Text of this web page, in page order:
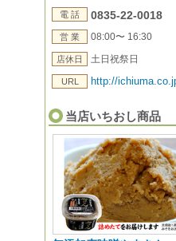
電 話 0835-22-0018
営 業 08:00〜 16:30
店休日 土日祝祭日
URL http://
当店いちおし商品